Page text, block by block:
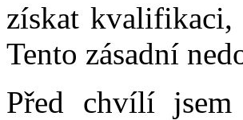
získat kvalifikaci,
Tento zásadní
Před chvílí